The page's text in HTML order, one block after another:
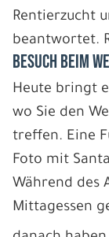
Rentierzucht
beantwortet.
BESUCH BEIM
Heute bringt
wo Sie den
treffen. Eine
Foto mit
Während des
Mittagessen